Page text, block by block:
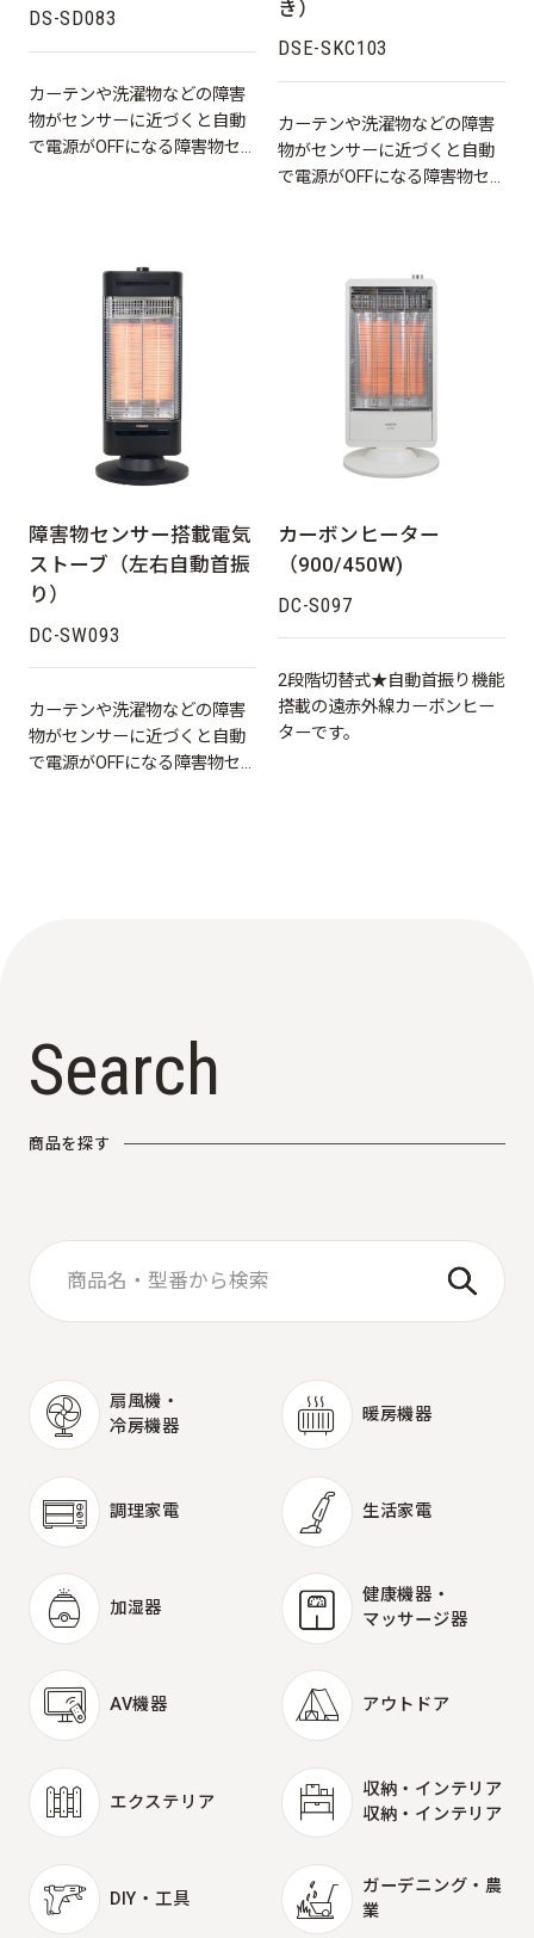
DS-SD083
カーテンや洗濯物などの障害
物がセンサーに近づくと自動
で電源がOFFになる障害物セ
き）
DSE-SKC103
カーテンや洗濯物などの障害
物がセンサーに近づくと自動
で電源がOFFになる障害物セ
障害物センサー搭載電気
ストーブ（左右自動首振
り）
DC-SW093
カーテンや洗濯物などの障害
物がセンサーに近づくと自動
で電源がOFFになる障害物セ
カーボンヒーター
（900/450W)
DC-S097
2段階切替式★自動首振り機能
搭載の遠赤外線カーボンヒー
ターです。
Search
商品を探す
扇風機・
冷房機器
暖房機器
調理家電
生活家電
加湿器
健康機器・
マッサージ器
AV機器
アウトドア
エクステリア
収納・インテリア
収納・インテリア
DIY・工具
ガーデニング・農
業